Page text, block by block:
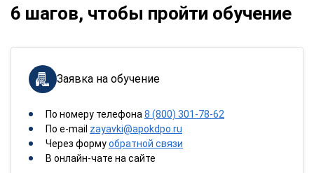
6 шагов, чтобы пройти обучение
Заявка на обучение
По номеру телефона 8 (800) 301-78-62
По e-mail zayavki@apokdpo.ru
Через формуобратной связи
В онлайн-чате на сайте